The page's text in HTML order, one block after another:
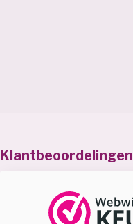
Klantbeoordelingen